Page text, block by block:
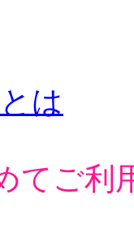
は
てご利